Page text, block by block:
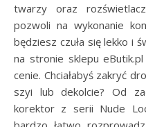
twarzy oraz
pozwoli na wykonanie
będziesz czuła się lekko i
na stronie sklepu
cenie. Chciałabyś zakryć
szyi lub dekolcie? Od
korektor z serii Nude